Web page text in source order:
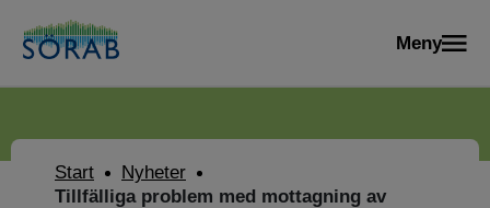
Meny
Start
Nyheter
Tillfälliga problem med mottagning av